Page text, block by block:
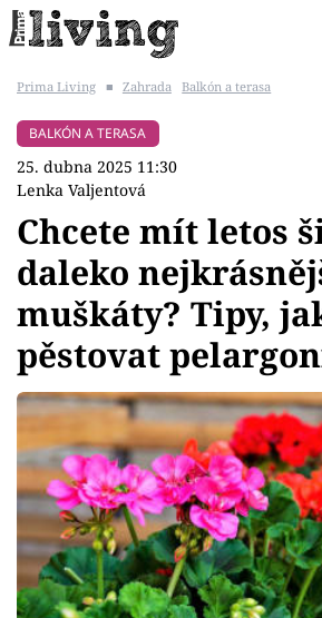
BYDLENÍ SLAVNÝCH
Témata
Bydlení
Zahrada
Design
Sledujte prima+
Přihlášení
Prima Living ■ Zahrada Balkón a terasa
BALKÓN A TERASA
25. dubna 2025 11:30
Lenka Valjentová
Chcete mít letos
daleko
muškáty? Tipy,
pěstovat